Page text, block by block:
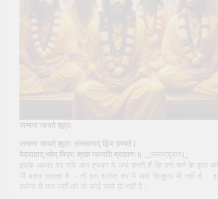
जन्मना जायते शूद्रः
जन्मना जायते शूद्रः संस्काराद् द्विज उच्यते।
वेदपाठाद् भवेद् विप्रः ब्रह्म जानाति ब्राह्मणः॥ _(स्कन्दपुराण)_
इसके आधार पर यदि आप इसका ये अर्थ करतें हैं कि वर्ण कर्म के द्वारा
भी बदल सकता है । तो इस श्लोक का ये अर्थ बिल्कुल भी नहीं है ।
श्लोक में चार वर्णों की तो कोई चर्चा ही नहीं है।